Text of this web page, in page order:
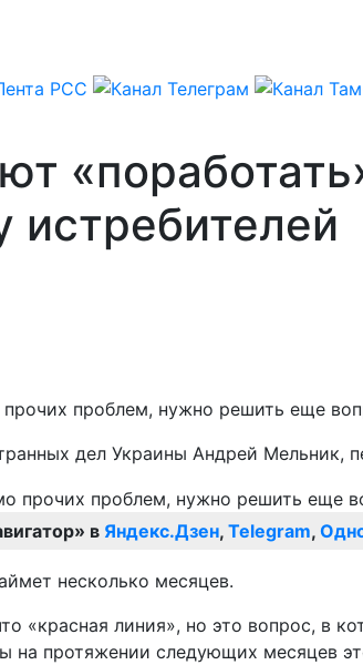
истребителей
проблем, нужно решить еще
дел Украины Андрей Мельник,
в Яндекс.Дзен, Telegram,
несколько месяцев.
«красная линия», но это вопрос, в
на протяжении следующих месяцев